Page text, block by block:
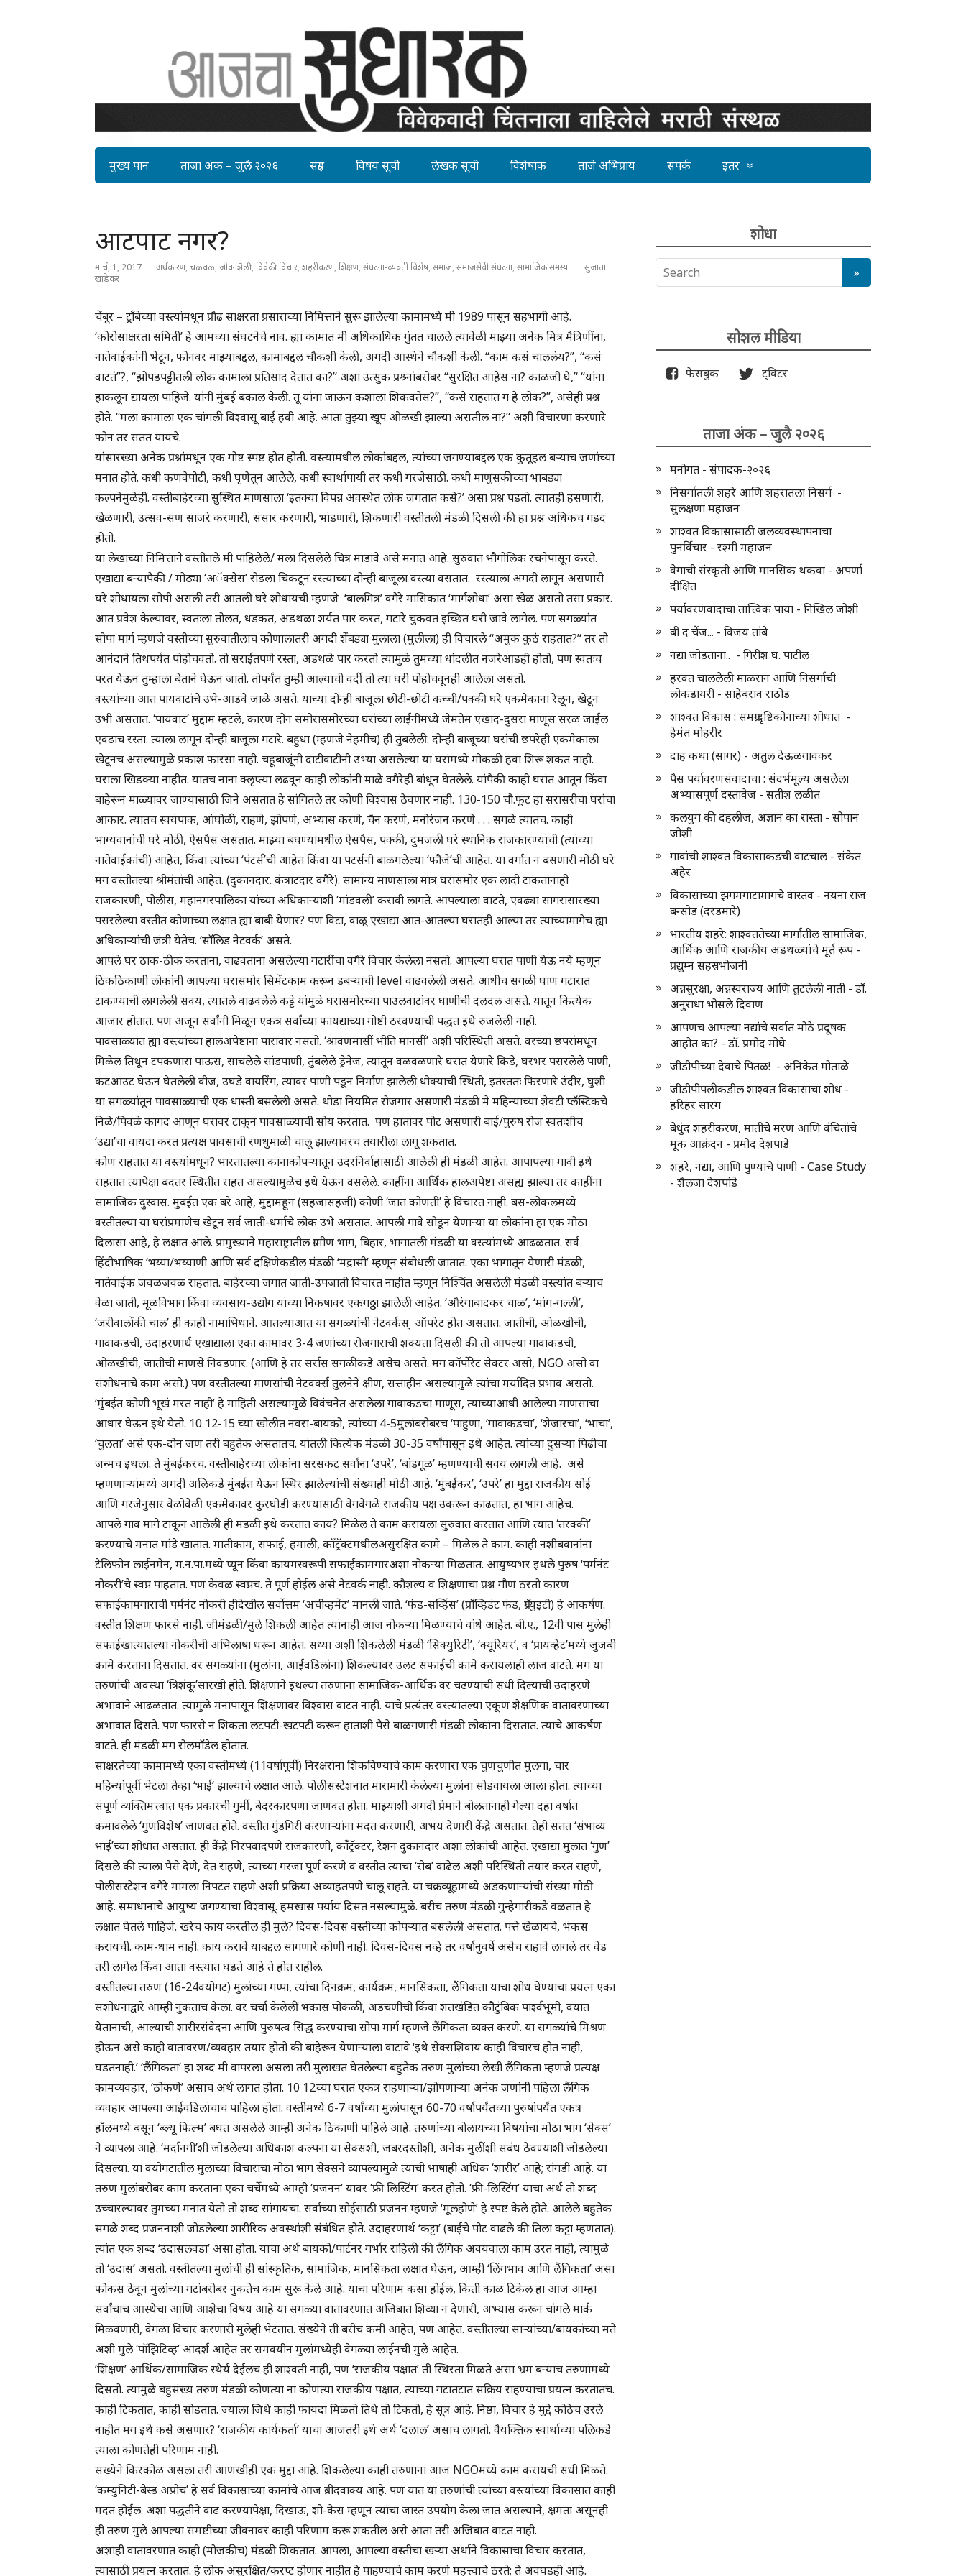
मुख्य पान ताजा अंक – जुलै २०२६ संग्रह विषय सूची लेखक सूची विशेषांक ताजे अभिप्राय संपर्क इतर
आटपाट नगर?
मार्च, 1, 2017 अर्थकारण, चळवळ, जीवनशैली, विवेकी विचार, शहरीकरण, शिक्षण, संघटना-व्यक्ती विशेष, समाज, समाजसेवी संघटना, सामाजिक समस्या
सुजाता
खांडेकर
चेंबूर – ट्रॉंबेच्या वस्त्यांमधून प्रौढ साक्षरता प्रसाराच्या निमित्ताने सुरू झालेल्या कामामध्ये मी 1989 पासून सहभागी आहे.
‘कोरोसाक्षरता समिती’ हे आमच्या संघटनेचे नाव. ह्या कामात मी अधिकाधिक गुंतत चालले त्यावेळी माझ्या अनेक मित्र मैत्रिणींना,
नातेवाईकांनी भेटून, फोनवर माझ्याबद्दल, कामाबद्दल चौकशी केली, अगदी आस्थेने चौकशी केली. ‘‘काम कसं चाललंय?”, ‘‘कसं
वाटतं”?, ‘‘झोपडपट्टीतली लोक कामाला प्रतिसाद देतात का?’‘ अशा उत्सुक प्रश्र्नांबरोबर ‘‘सुरक्षित आहेस ना? काळजी घे,’‘ ‘‘यांना
हाकलून द्यायला पाहिजे. यांनी मुंबई बकाल केली. तू यांना जाऊन कशाला शिकवतेस?”, ‘‘कसे राहतात ग हे लोक?”, असेही प्रश्न
होते. ‘‘मला कामाला एक चांगली विश्वासू बाई हवी आहे. आता तुझ्या खूप ओळखी झाल्या असतील ना?’‘ अशी विचारणा करणारे
फोन तर सतत यायचे.
यांसारख्या अनेक प्रश्नांमधून एक गोष्ट स्पष्ट होत होती. वस्त्यांमधील लोकांबद्दल, त्यांच्या जगण्याबद्दल एक कुतूहल बऱ्याच जणांच्या
मनात होते. कधी कणवेपोटी, कधी घृणेतून आलेले, कधी स्वार्थापायी तर कधी गरजेसाठी. कधी माणुसकीच्या भाबड्या
कल्पनेमुळेही. वस्तीबाहेरच्या सुस्थित माणसाला ‘इतक्या विपन्न अवस्थेत लोक जगतात कसे?’ असा प्रश्न पडतो. त्यातही हसणारी,
खेळणारी, उत्सव-सण साजरे करणारी, संसार करणारी, भांडणारी, शिकणारी वस्तीतली मंडळी दिसली की हा प्रश्न अधिकच गडद
होतो.
या लेखाच्या निमित्ताने वस्तीतले मी पाहिलेले/ मला दिसलेले चित्र मांडावे असे मनात आहे. सुरुवात भौगोलिक रचनेपासून करते.
एखाद्या बऱ्यापैकी / मोठ्या ‘अॅक्सेस’ रोडला चिकटून रस्त्याच्या दोन्ही बाजूला वस्त्या वसतात. रस्त्याला अगदी लागून असणारी
घरे शोधायला सोपी असली तरी आतली घरे शोधायची म्हणजे ‘बालमित्र’ वगैरे मासिकात ‘मार्गशोधा’ असा खेळ असतो तसा प्रकार.
आत प्रवेश केल्यावर, स्वतःला तोलत, धडकत, अडथळा शर्यत पार करत, गटारे चुकवत इच्छित घरी जावे लागेल. पण सगळ्यांत
सोपा मार्ग म्हणजे वस्तीच्या सुरुवातीलाच कोणालातरी अगदी शेंबड्या मुलाला (मुलीला) ही विचारले ‘‘अमुक कुठं राहतात?’‘ तर तो
आनंदाने तिथपर्यंत पोहोचवतो. तो सराईतपणे रस्ता, अडथळे पार करतो त्यामुळे तुमच्या धांदलीत नजरेआडही होतो, पण स्वतःच
परत येऊन तुम्हाला बेताने घेऊन जातो. तोपर्यंत तुम्ही आल्याची वर्दी तो त्या घरी पोहोचवूनही आलेला असतो.
वस्त्यांच्या आत पायवाटांचे उभे-आडवे जाळे असते. याच्या दोन्ही बाजूला छोटी-छोटी कच्ची/पक्की घरे एकमेकांना रेलून, खेटून
उभी असतात. ‘पायवाट’ मुद्दाम म्हटले, कारण दोन समोरासमोरच्या घरांच्या लाईनीमध्ये जेमतेम एखाद-दुसरा माणूस सरळ जाईल
एवढाच रस्ता. त्याला लागून दोन्ही बाजूला गटारे. बहुधा (म्हणजे नेहमीच) ही तुंबलेली. दोन्ही बाजूच्या घरांची छपरेही एकमेकाला
खेटूनच असल्यामुळे प्रकाश फारसा नाही. चहूबाजूंनी दाटीवाटीनी उभ्या असलेल्या या घरांमध्ये मोकळी हवा शिरू शकत नाही.
घराला खिडक्या नाहीत. यातच नाना क्लृप्त्या लढवून काही लोकांनी माळे वगैरेही बांधून घेतलेले. यांपैकी काही घरांत आतून किंवा
बाहेरून माळ्यावर जाण्यासाठी जिने असतात हे सांगितले तर कोणी विश्वास ठेवणार नाही. 130-150 चौ.फूट हा सरासरीचा घरांचा
आकार. त्यातच स्वयंपाक, आंघोळी, राहणे, झोपणे, अभ्यास करणे, चैन करणे, मनोरंजन करणे . . . सगळे त्यातच. काही
भाग्यवानांची घरे मोठी, ऐसपैस असतात. माझ्या बघण्यामधील ऐसपैस, पक्की, दुमजली घरे स्थानिक राजकारण्यांची (त्यांच्या
नातेवाईकांची) आहेत, किंवा त्यांच्या ‘पंटर्स’ची आहेत किंवा या पंटर्सनी बाळगलेल्या ‘फौजे’ची आहेत. या वर्गात न बसणारी मोठी घरे
मग वस्तीतल्या श्रीमंतांची आहेत. (दुकानदार. कंत्राटदार वगैरे). सामान्य माणसाला मात्र घरासमोर एक लादी टाकतानाही
राजकारणी, पोलीस, महानगरपालिका यांच्या अधिकाऱ्यांशी ‘मांडवली’ करावी लागते. आपल्याला वाटते, एवढ्या सागरासारख्या
पसरलेल्या वस्तीत कोणाच्या लक्षात ह्या बाबी येणार? पण विटा, वाळू एखाद्या आत-आतल्या घरातही आल्या तर त्याच्यामागेच ह्या
अधिकाऱ्यांची जंत्री येतेच. ‘सॉलिड नेटवर्क’ असते.
आपले घर ठाक-ठीक करताना, वाढवताना असलेल्या गटारींचा वगैरे विचार केलेला नसतो. आपल्या घरात पाणी येऊ नये म्हणून
ठिकठिकाणी लोकांनी आपल्या घरासमोर सिमेंटकाम करून डबऱ्याची level वाढवलेली असते. आधीच सगळी घाण गटारात
टाकण्याची लागलेली सवय, त्यातले वाढवलेले कट्टे यांमुळे घरासमोरच्या पाउलवाटांवर घाणीची दलदल असते. यातून कित्येक
आजार होतात. पण अजून सर्वांनी मिळून एकत्र सर्वांच्या फायद्याच्या गोष्टी ठरवण्याची पद्धत इथे रुजलेली नाही.
पावसाळ्यात ह्या वस्त्यांच्या हालअपेष्टांना पारावार नसतो. ‘श्रावणमासीं भीति मानसीं’ अशी परिस्थिती असते. वरच्या छपरांमधून
मिळेल तिथून टपकणारा पाऊस, साचलेले सांडपाणी, तुंबलेले ड्रेनेज, त्यातून वळवळणारे घरात येणारे किडे, घरभर पसरलेले पाणी,
कटआउट घेऊन घेतलेली वीज, उघडे वायरिंग, त्यावर पाणी पडून निर्माण झालेली धोक्याची स्थिती, इतस्ततः फिरणारे उंदीर, घुशी
या सगळ्यांतून पावसाळ्याची एक धास्ती बसलेली असते. थोडा नियमित रोजगार असणारी मंडळी मे महिन्याच्या शेवटी प्लॅस्टिकचे
निळे/पिवळे कागद आणून घरावर टाकून पावसाळ्याची सोय करतात. पण हातावर पोट असणारी बाई/पुरुष रोज स्वतःशीच
‘उद्या’चा वायदा करत प्रत्यक्ष पावसाची रणधुमाळी चालू झाल्यावरच तयारीला लागू शकतात.
कोण राहतात या वस्त्यांमधून? भारतातल्या कानाकोपऱ्यातून उदरनिर्वाहासाठी आलेली ही मंडळी आहेत. आपापल्या गावी इथे
राहतात त्यापेक्षा बदतर स्थितीत राहत असल्यामुळेच इथे येऊन वसलेले. काहींना आर्थिक हालअपेष्टा असह्य झाल्या तर काहींना
सामाजिक दुस्वास. मुंबईत एक बरे आहे, मुद्दामहून (सहजासहजी) कोणी ‘जात कोणती’ हे विचारत नाही. बस-लोकलमध्ये
वस्तीतल्या या घरांप्रमाणेच खेटून सर्व जाती-धर्माचे लोक उभे असतात. आपली गावे सोडून येणाऱ्या या लोकांना हा एक मोठा
दिलासा आहे, हे लक्षात आले. प्रामुख्याने महाराष्ट्रातील ग्रामीण भाग, बिहार, भागातली मंडळी या वस्त्यांमध्ये आढळतात. सर्व
हिंदीभाषिक ‘भय्या/भय्याणी आणि सर्व दक्षिणेकडील मंडळी ‘मद्रासी’ म्हणून संबोधली जातात. एका भागातून येणारी मंडळी,
नातेवाईक जवळजवळ राहतात. बाहेरच्या जगात जाती-उपजाती विचारत नाहीत म्हणून निश्चिंत असलेली मंडळी वस्त्यांत बऱ्याच
वेळा जाती, मूळविभाग किंवा व्यवसाय-उद्योग यांच्या निकषावर एकगठ्ठा झालेली आहेत. ‘औरंगाबादकर चाळ’, ‘मांग-गल्ली’,
‘जरीवालोंकी चाल’ ही काही नामाभिधाने. आतल्याआत या सगळ्यांची नेटवर्कस् ऑपरेट होत असतात. जातीची, ओळखीची,
गावाकडची, उदाहरणार्थ एखाद्याला एका कामावर 3-4 जणांच्या रोजगाराची शक्यता दिसली की तो आपल्या गावाकडची,
ओळखीची, जातीची माणसे निवडणार. (आणि हे तर सर्रास सगळीकडे असेच असते. मग कॉर्पोरेट सेक्टर असो, NGO असो वा
संशोधनाचे काम असो.) पण वस्तीतल्या माणसांची नेटवर्क्स तुलनेने क्षीण, सत्ताहीन असल्यामुळे त्यांचा मर्यादित प्रभाव असतो.
‘मुंबईत कोणी भूखं मरत नाही’ हे माहिती असल्यामुळे विवंचनेत असलेला गावाकडचा माणूस, त्याच्याआधी आलेल्या माणसाचा
आधार घेऊन इथे येतो. 10 12-15 च्या खोलीत नवरा-बायको, त्यांच्या 4-5मुलांबरोबरच ‘पाहुणा, ‘गावाकडचा’, ‘शेजारचा’, ‘भाचा’,
‘चुलता’ असे एक-दोन जण तरी बहुतेक असतातच. यांतली कित्येक मंडळी 30-35 वर्षांपासून इथे आहेत. त्यांच्या दुसऱ्या पिढीचा
जन्मच इथला. ते मुंबईकरच. वस्तीबाहेरच्या लोकांना सरसकट सर्वांना ‘उपरे’, ‘बांडगूळ’ म्हणण्याची सवय लागली आहे. असे
म्हणणाऱ्यांमध्ये अगदी अलिकडे मुंबईत येऊन स्थिर झालेल्यांची संख्याही मोठी आहे. ‘मुंबईकर’, ‘उपरे’ हा मुद्दा राजकीय सोई
आणि गरजेनुसार वेळोवेळी एकमेकावर कुरघोडी करण्यासाठी वेगवेगळे राजकीय पक्ष उकरून काढतात, हा भाग आहेच.
आपले गाव मागे टाकून आलेली ही मंडळी इथे करतात काय? मिळेल ते काम करायला सुरुवात करतात आणि त्यात ‘तरक्की’
करण्याचे मनात मांडे खातात. मातीकाम, सफाई, हमाली, कॉंट्रॅक्टमधीलअसुरक्षित कामे – मिळेल ते काम. काही नशीबवानांना
टेलिफोन लाईनमेन, म.न.पा.मध्ये प्यून किंवा कायमस्वरूपी सफाईकामगारअशा नोकऱ्या मिळतात. आयुष्यभर इथले पुरुष ‘पर्मनंट
नोकरी’चे स्वप्न पाहतात. पण केवळ स्वप्नच. ते पूर्ण होईल असे नेटवर्क नाही. कौशल्य व शिक्षणाचा प्रश्न गौण ठरतो कारण
सफाईकामगाराची पर्मनंट नोकरी हीदेखील सर्वोत्तम ‘अचीव्हमेंट’ मानली जाते. ‘फंड-सर्व्हिस’ (प्रॉव्हिडंट फंड, ग्रॅच्युइटी) हे आकर्षण.
वस्तीत शिक्षण फारसे नाही. जीमंडळी/मुले शिकली आहेत त्यांनाही आज नोकऱ्या मिळण्याचे वांधे आहेत. बी.ए., 12वी पास मुलेही
सफाईखात्यातल्या नोकरीची अभिलाषा धरून आहेत. सध्या अशी शिकलेली मंडळी ‘सिक्युरिटी’, ‘क्यूरियर’, व ‘प्रायव्हेट’मध्ये जुजबी
कामे करताना दिसतात. वर सगळ्यांना (मुलांना, आईवडिलांना) शिकल्यावर उलट सफाईची कामे करायलाही लाज वाटते. मग या
तरुणांची अवस्था ‘त्रिशंकू’सारखी होते. शिक्षणाने इथल्या तरुणांना सामाजिक-आर्थिक वर चढण्याची संधी दिल्याची उदाहरणे
अभावाने आढळतात. त्यामुळे मनापासून शिक्षणावर विश्वास वाटत नाही. याचे प्रत्यंतर वस्त्यांतल्या एकूण शैक्षणिक वातावरणाच्या
अभावात दिसते. पण फारसे न शिकता लटपटी-खटपटी करून हाताशी पैसे बाळगणारी मंडळी लोकांना दिसतात. त्याचे आकर्षण
वाटते. ही मंडळी मग रोलमॉडेल होतात.
साक्षरतेच्या कामामध्ये एका वस्तीमध्ये (11वर्षापूर्वी) निरक्षरांना शिकविण्याचे काम करणारा एक चुणचुणीत मुलगा, चार
महिन्यांपूर्वी भेटला तेव्हा ‘भाई’ झाल्याचे लक्षात आले. पोलीसस्टेशनात मारामारी केलेल्या मुलांना सोडवायला आला होता. त्याच्या
संपूर्ण व्यक्तिमत्त्वात एक प्रकारची गुर्मी, बेदरकारपणा जाणवत होता. माझ्याशी अगदी प्रेमाने बोलतानाही गेल्या दहा वर्षात
कमावलेले ‘गुणविशेष’ जाणवत होते. वस्तीत गुंडगिरी करणाऱ्यांना मदत करणारी, अभय देणारी केंद्रे असतात. तेही सतत ‘संभाव्य
भाई’च्या शोधात असतात. ही केंद्रे निरपवादपणे राजकारणी, कॉंट्रॅक्टर, रेशन दुकानदार अशा लोकांची आहेत. एखाद्या मुलात ‘गुण’
दिसले की त्याला पैसे देणे, देत राहणे, त्याच्या गरजा पूर्ण करणे व वस्तीत त्याचा ‘रोब’ वाढेल अशी परिस्थिती तयार करत राहणे,
पोलीसस्टेशन वगैरे मामला निपटत राहणे अशी प्रक्रिया अव्याहतपणे चालू राहते. या चक्रव्यूहामध्ये अडकणाऱ्यांची संख्या मोठी
आहे. समाधानाचे आयुष्य जगण्याचा विश्वासू. हमखास पर्याय दिसत नसल्यामुळे. बरीच तरुण मंडळी गुन्हेगारीकडे वळतात हे
लक्षात घेतले पाहिजे. खरेच काय करतील ही मुले? दिवस-दिवस वस्तीच्या कोपऱ्यात बसलेली असतात. पत्ते खेळायचे, भंकस
करायची. काम-धाम नाही. काय करावे याबद्दल सांगणारे कोणी नाही. दिवस-दिवस नव्हे तर वर्षानुवर्षे असेच राहावे लागले तर वेड
तरी लागेल किंवा आता वस्त्यात घडते आहे ते होत राहील.
वस्तीतल्या तरुण (16-24वयोगट) मुलांच्या गप्पा, त्यांचा दिनक्रम, कार्यक्रम, मानसिकता, लैंगिकता याचा शोध घेण्याचा प्रयत्न एका
संशोधनाद्वारे आम्ही नुकताच केला. वर चर्चा केलेली भकास पोकळी, अडचणीची किंवा शतखंडित कौटुंबिक पार्श्वभूमी, वयात
येतानाची, आल्याची शारीरसंवेदना आणि पुरुषत्व सिद्ध करण्याचा सोपा मार्ग म्हणजे लैंगिकता व्यक्त करणे. या सगळ्यांचे मिश्रण
होऊन असे काही वातावरण/व्यवहार तयार होतो की बाहेरून येणाऱ्याला वाटावे ‘इथे सेक्सशिवाय काही विचारच होत नाही,
घडतनाही.’ ‘लैंगिकता’ हा शब्द मी वापरला असला तरी मुलाखत घेतलेल्या बहुतेक तरुण मुलांच्या लेखी लैंगिकता म्हणजे प्रत्यक्ष
कामव्यवहार, ‘ठोकणे’ असाच अर्थ लागत होता. 10 12च्या घरात एकत्र राहणाऱ्या/झोपणाऱ्या अनेक जणांनी पहिला लैंगिक
व्यवहार आपल्या आईवडिलांचाच पाहिला होता. वस्तीमध्ये 6-7 वर्षांच्या मुलांपासून 60-70 वर्षापर्यंतच्या पुरुषांपर्यंत एकत्र
हॉलमध्ये बसून ‘ब्ल्यू फिल्म’ बघत असलेले आम्ही अनेक ठिकाणी पाहिले आहे. तरुणांच्या बोलायच्या विषयांचा मोठा भाग ‘सेक्स’
ने व्यापला आहे. ‘मर्दानगी’शी जोडलेल्या अधिकांश कल्पना या सेक्सशी, जबरदस्तीशी, अनेक मुलींशी संबंध ठेवण्याशी जोडलेल्या
दिसल्या. या वयोगटातील मुलांच्या विचाराचा मोठा भाग सेक्सने व्यापल्यामुळे त्यांची भाषाही अधिक ‘शारीर’ आहे; रांगडी आहे. या
तरुण मुलांबरोबर काम करताना एका चर्चेमध्ये आम्ही ‘प्रजनन’ यावर ‘फ्री लिस्टिंग’ करत होतो. ‘फ्री-लिस्टिंग’ याचा अर्थ तो शब्द
उच्चारल्यावर तुमच्या मनात येतो तो शब्द सांगायचा. सर्वांच्या सोईसाठी प्रजनन म्हणजे ‘मूलहोणे’ हे स्पष्ट केले होते. आलेले बहुतेक
सगळे शब्द प्रजननाशी जोडलेल्या शारीरिक अवस्थांशी संबंधित होते. उदाहरणार्थ ‘कट्टा’ (बाईचे पोट वाढले की तिला कट्टा म्हणतात).
त्यांत एक शब्द ‘उदासलवडा’ असा होता. याचा अर्थ बायको/पार्टनर गर्भार राहिली की लैंगिक अवयवाला काम उरत नाही, त्यामुळे
तो ‘उदास’ असतो. वस्तीतल्या मुलांची ही सांस्कृतिक, सामाजिक, मानसिकता लक्षात घेऊन, आम्ही ‘लिंगभाव आणि लैंगिकता’ असा
फोकस ठेवून मुलांच्या गटांबरोबर नुकतेच काम सुरू केले आहे. याचा परिणाम कसा होईल, किती काळ टिकेल हा आज आम्हा
सर्वांचाच आस्थेचा आणि आशेचा विषय आहे या सगळ्या वातावरणात अजिबात शिव्या न देणारी, अभ्यास करून चांगले मार्क
मिळवणारी, वेगळा विचार करणारी मुलेही भेटतात. संख्येने ती बरीच कमी आहेत, पण आहेत. वस्तीतल्या साऱ्यांच्या/बायकांच्या मते
अशी मुले ‘पॉझिटिव्ह’ आदर्श आहेत तर समवयीन मुलांमध्येही वेगळ्या लाईनची मुले आहेत.
‘शिक्षण’ आर्थिक/सामाजिक स्थैर्य देईलच ही शाश्वती नाही, पण ‘राजकीय पक्षात’ ती स्थिरता मिळते असा भ्रम बऱ्याच तरुणांमध्ये
दिसतो. त्यामुळे बहुसंख्य तरुण मंडळी कोणत्या ना कोणत्या राजकीय पक्षात, त्याच्या गटातटात सक्रिय राहण्याचा प्रयत्न करतातच.
काही टिकतात, काही सोडतात. ज्याला जिथे काही फायदा मिळतो तिथे तो टिकतो, हे सूत्र आहे. निष्ठा, विचार हे मुद्दे कोठेच उरले
नाहीत मग इथे कसे असणार? ‘राजकीय कार्यकर्ता’ याचा आजतरी इथे अर्थ ‘दलाल’ असाच लागतो. वैयक्तिक स्वार्थाच्या पलिकडे
त्याला कोणतेही परिणाम नाही.
संख्येने किरकोळ असला तरी आणखीही एक मुद्दा आहे. शिकलेल्या काही तरुणांना आज NGOमध्ये काम करायची संधी मिळते.
‘कम्युनिटी-बेस्ड अप्रोच’ हे सर्व विकासाच्या कामांचे आज ब्रीदवाक्य आहे. पण यात या तरुणांची त्यांच्या वस्त्यांच्या विकासात काही
मदत होईल. अशा पद्धतीने वाढ करण्यापेक्षा, दिखाऊ, शो-केस म्हणून त्यांचा जास्त उपयोग केला जात असल्याने, क्षमता असूनही
ही तरुण मुले आपल्या समष्टीच्या जीवनावर काही परिणाम करू शकतील असे आता तरी अजिबात वाटत नाही.
अशाही वातावरणात काही (मोजकीच) मंडळी शिकतात. आपला, आपल्या वस्तीचा खऱ्या अर्थाने विकासाचा विचार करतात,
त्यासाठी प्रयत्न करतात. हे लोक असुरक्षित/करप्ट होणार नाहीत हे पाहण्याचे काम करणे महत्त्वाचे ठरते; ते अवघडही आहे.
शोधा
सोशल मीडिया
फेसबुक ट्विटर
ताजा अंक – जुलै २०२६
मनोगत - संपादक-२०२६
निसर्गातली शहरे आणि शहरातला निसर्ग -
सुलक्षणा महाजन
शाश्वत विकासासाठी जलव्यवस्थापनाचा
पुनर्विचार - रश्मी महाजन
वेगाची संस्कृती आणि मानसिक थकवा - अपर्णा
दीक्षित
पर्यावरणवादाचा तात्त्विक पाया - निखिल जोशी
बी द चेंज... - विजय तांबे
नद्या जोडताना.. - गिरीश घ. पाटील
हरवत चाललेली माळरानं आणि निसर्गाची
लोकडायरी - साहेबराव राठोड
शाश्वत विकास : समग्र दृष्टिकोनाच्या शोधात -
हेमंत मोहरीर
दाह कथा (सागर) - अतुल देऊळगावकर
पैस पर्यावरणसंवादाचा : संदर्भमूल्य असलेला
अभ्यासपूर्ण दस्तावेज - सतीश लळीत
कलयुग की दहलीज, अज्ञान का रास्ता - सोपान
जोशी
गावांची शाश्वत विकासाकडची वाटचाल - संकेत
अहेर
विकासाच्या झगमगाटामागचे वास्तव - नयना राज
बन्सोड (दरडमारे)
भारतीय शहरे: शाश्वततेच्या मार्गातील सामाजिक,
आर्थिक आणि राजकीय अडथळ्यांचे मूर्त रूप -
प्रद्युम्न सहस्रभोजनी
अन्नसुरक्षा, अन्नस्वराज्य आणि तुटलेली नाती - डॉ.
अनुराधा भोसले दिवाण
आपणच आपल्या नद्यांचे सर्वात मोठे प्रदूषक
आहोत का? - डॉ. प्रमोद मोघे
जीडीपीच्या देवाचे पितळ! - अनिकेत मोताळे
जीडीपीपलीकडील शाश्वत विकासाचा शोध -
हरिहर सारंग
बेधुंद शहरीकरण, मातीचे मरण आणि वंचितांचे
मूक आक्रंदन - प्रमोद देशपांडे
शहरे, नद्या, आणि पुण्याचे पाणी - Case Study
- शैलजा देशपांडे